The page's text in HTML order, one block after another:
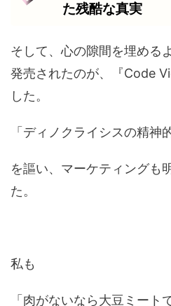
た残酷な真実
そして、心の隙間を埋める
発売されたのが、『Code
した。
「ディノクライシスの精神
を謳い、マーケティングも
た。
私も
「肉がないなら大豆ミート